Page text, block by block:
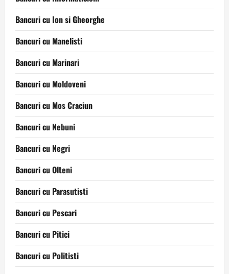
Bancuri cu Ion si Gheorghe
Bancuri cu Manelisti
Bancuri cu Marinari
Bancuri cu Moldoveni
Bancuri cu Mos Craciun
Bancuri cu Nebuni
Bancuri cu Negri
Bancuri cu Olteni
Bancuri cu Parasutisti
Bancuri cu Pescari
Bancuri cu Pitici
Bancuri cu Politisti